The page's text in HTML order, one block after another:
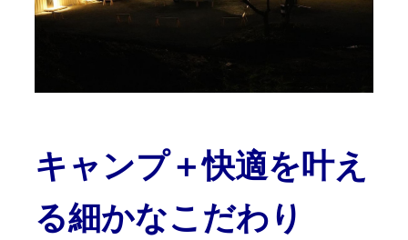
キャンプ＋快適を叶え
る細かなこだわり